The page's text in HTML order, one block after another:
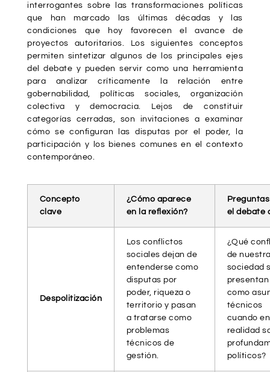
interrogantes sobre las transformaciones políticas
que han marcado las últimas décadas y las
condiciones que hoy favorecen el avance de
proyectos autoritarios. Los siguientes conceptos
permiten sintetizar algunos de los principales ejes
del debate y pueden servir como una herramienta
para analizar críticamente la relación entre
gobernabilidad, políticas sociales, organización
colectiva y democracia. Lejos de constituir
categorías cerradas, son invitaciones a examinar
cómo se configuran las disputas por el poder, la
participación y los bienes comunes en el contexto
contemporáneo.
Concepto
clave
¿Cómo aparece
en la reflexión?
el debate
Despolitización
Los conflictos
sociales dejan de
entenderse como
disputas por
poder, riqueza o
territorio y pasan
a tratarse como
problemas
técnicos de
gestión.
¿Qué
de
sociedad
presentan
como
técnicos
cuando en
realidad
políticos?